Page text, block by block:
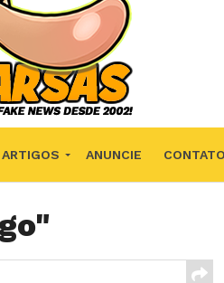
ARTIGOS ANUNCIE CONTATO